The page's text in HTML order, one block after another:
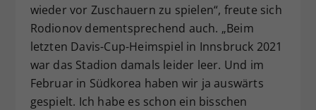
wieder vor Zuschauern zu spielen“, freute sich
Rodionov dementsprechend auch. „Beim
letzten Davis-Cup-Heimspiel in Innsbruck 2021
war das Stadion damals leider leer. Und im
Februar in Südkorea haben wir ja auswärts
gespielt. Ich habe es schon ein bisschen